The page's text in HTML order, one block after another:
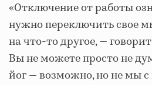
«Отключение от работы
нужно переключить свое
на что-то другое, —
Вы не можете просто не
йог — возможно, но не мы с